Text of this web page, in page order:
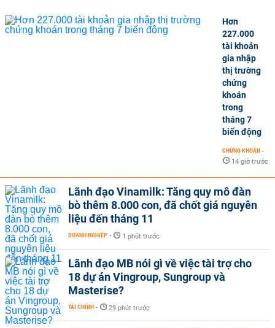
Hơn
227.000
tài khoản
gia nhập
thị trường
chứng
khoán
trong
tháng 7
biến động
CHỨNG KHOÁN -
14 giờ trước
Lãnh đạo Vinamilk: Tăng quy mô đàn
bò thêm 8.000 con, đã chốt giá nguyên
liệu đến tháng 11
DOANH NGHIỆP - 1 phút trước
Lãnh đạo MB nói gì về việc tài trợ cho
18 dự án Vingroup, Sungroup và
Masterise?
TÀI CHÍNH - 29 phút trước